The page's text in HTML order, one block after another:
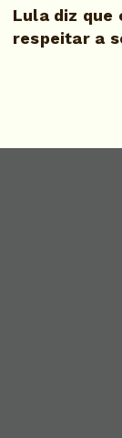
Lula diz que
respeitar a